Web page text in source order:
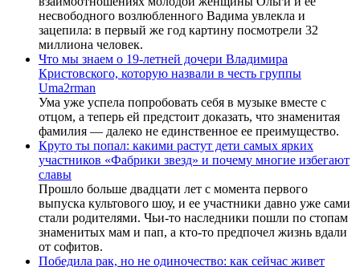
несвободного возлюбленного Вадима увлекла и
зацепила: в первый же год картину посмотрели 32
миллиона человек.
Что мы знаем о 19-летней дочери Владимира
Кристовского, которую назвали в честь группы
Uma2rman
Ума уже успела попробовать себя в музыке вместе с
отцом, а теперь ей предстоит доказать, что знаменитая
фамилия — далеко не единственное ее преимущество.
Круто ты попал: какими растут дети самых ярких
участников «Фабрики звезд» и почему многие избегают
славы
Прошло больше двадцати лет с момента первого
выпуска культового шоу, и ее участники давно уже сами
стали родителями. Чьи-то наследники пошли по стопам
знаменитых мам и пап, а кто-то предпочел жизнь вдали
от софитов.
Победила рак, но не одиночество: как сейчас живет